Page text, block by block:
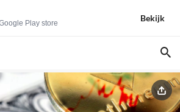
Play store
Bekijk